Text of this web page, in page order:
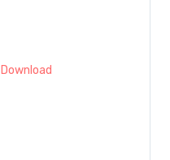
Download